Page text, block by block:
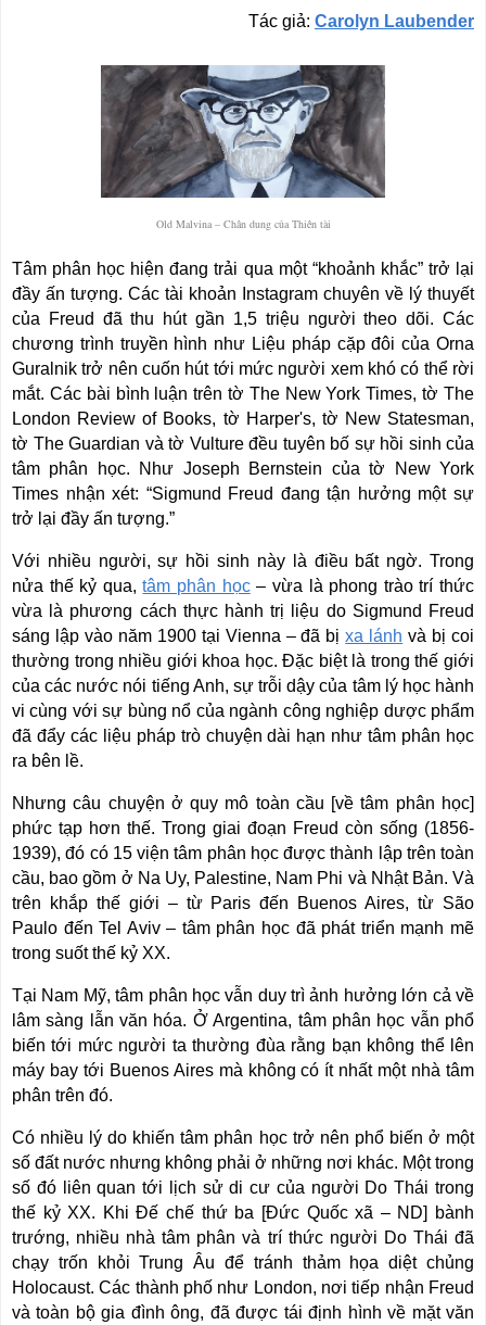
Tác giả: Carolyn Laubender
Old Malvina – Chân dung của Thiên tài
Tâm phân học hiện đang trải qua một “khoảnh khắc” trở lại
đầy ấn tượng. Các tài khoản Instagram chuyên về lý thuyết
của Freud đã thu hút gần 1,5 triệu người theo dõi. Các
chương trình truyền hình như Liệu pháp cặp đôi của Orna
Guralnik trở nên cuốn hút tới mức người xem khó có thể rời
mắt. Các bài bình luận trên tờ The New York Times, tờ The
London Review of Books, tờ Harper's, tờ New Statesman,
tờ The Guardian và tờ Vulture đều tuyên bố sự hồi sinh của
tâm phân học. Như Joseph Bernstein của tờ New York
Times nhận xét: “Sigmund Freud đang tận hưởng một sự
trở lại đầy ấn tượng.”
Với nhiều người, sự hồi sinh này là điều bất ngờ. Trong
nửa thế kỷ qua,tâm phân học– vừa là phong trào trí thức
vừa là phương cách thực hành trị liệu do Sigmund Freud
sáng lập vào năm 1900 tại Vienna – đã bịxa lánh và bị coi
thường trong nhiều giới khoa học. Đặc biệt là trong thế giới
của các nước nói tiếng Anh, sự trỗi dậy của tâm lý học hành
vi cùng với sự bùng nổ của ngành công nghiệp dược phẩm
đã đẩy các liệu pháp trò chuyện dài hạn như tâm phân học
ra bên lề.
Nhưng câu chuyện ở quy mô toàn cầu [về tâm phân học]
phức tạp hơn thế. Trong giai đoạn Freud còn sống (1856-
1939), đó có 15 viện tâm phân học được thành lập trên toàn
cầu, bao gồm ở Na Uy, Palestine, Nam Phi và Nhật Bản. Và
trên khắp thế giới – từ Paris đến Buenos Aires, từ São
Paulo đến Tel Aviv – tâm phân học đã phát triển mạnh mẽ
trong suốt thế kỷ XX.
Tại Nam Mỹ, tâm phân học vẫn duy trì ảnh hưởng lớn cả về
lâm sàng lẫn văn hóa. Ở Argentina, tâm phân học vẫn phổ
biến tới mức người ta thường đùa rằng bạn không thể lên
máy bay tới Buenos Aires mà không có ít nhất một nhà tâm
phân trên đó.
Có nhiều lý do khiến tâm phân học trở nên phổ biến ở một
số đất nước nhưng không phải ở những nơi khác. Một trong
số đó liên quan tới lịch sử di cư của người Do Thái trong
thế kỷ XX. Khi Đế chế thứ ba [Đức Quốc xã – ND] bành
trướng, nhiều nhà tâm phân và trí thức người Do Thái đã
chạy trốn khỏi Trung Âu để tránh thảm họa diệt chủng
Holocaust. Các thành phố như London, nơi tiếp nhận Freud
và toàn bộ gia đình ông, đã được tái định hình về mặt văn